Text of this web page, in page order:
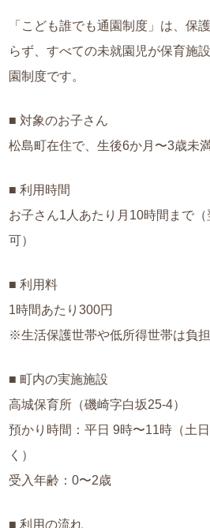
「こども誰でも通園制度」は、保
らず、すべての未就園児が保育施
園制度です。
■ 対象のお子さん
松島町在住で、生後6か月〜3歳未
■ 利用時間
お子さん1人あたり月10時間まで
可）
■ 利用料
1時間あたり300円
※生活保護世帯や低所得世帯は負
■ 町内の実施施設
高城保育所（磯崎字白坂25-4）
預かり時間：平日 9時〜11時（土
く）
受入年齢：0〜2歳
■ 利用の流れ